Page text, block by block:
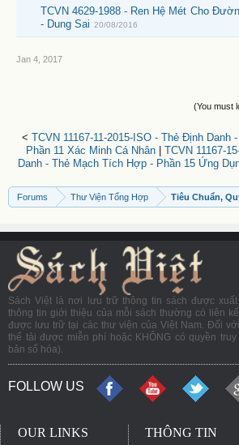
TCVN 4629-1988 - Ren Hệ Mét Cho
- Dung Sai 20/08/2016
Jan 4, 2017
(You must
< TCVN 11167-11-2015-ISO - Thẻ Định Danh
Phần 11 Xác Minh Cá Nhân
TCVN 11167-
Danh - Thẻ Mạch Tích Hợp - Phần 15 Ứng
Forums Thư Viện Tổng Hợp Tiêu Chuẩn,
Sách Việt là nơi lưu trữ thông tin sách được
thông tin giới thiệu của mỗi sách thường có liên
được lưu trữ tại các thư viện của Việt Nam. Đối
thể tải được miễn phí hoặc KHÔNG có quyền
bản số hóa).
FOLLOW US
OUR LINKS THÔNG TIN